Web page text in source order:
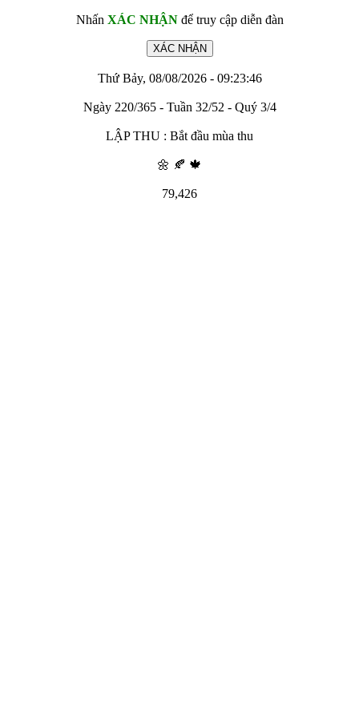
Nhấn XÁC NHẬNđể truy cập diễn đàn
Thứ Bảy, 08/08/2026 - 09:23:46
Ngày 220/365 - Tuần 32/52 - Quý 3/4
LẬP THU : Bắt đầu mùa thu
🌼 🍂 🍁
79,426